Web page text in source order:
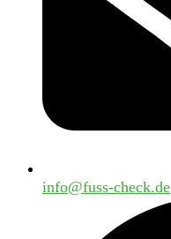
info@fuss-check.de